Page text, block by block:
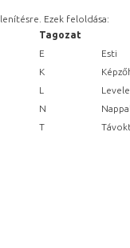
Ezek feloldása:
Tagozat
E
Esti
K
L
N
T